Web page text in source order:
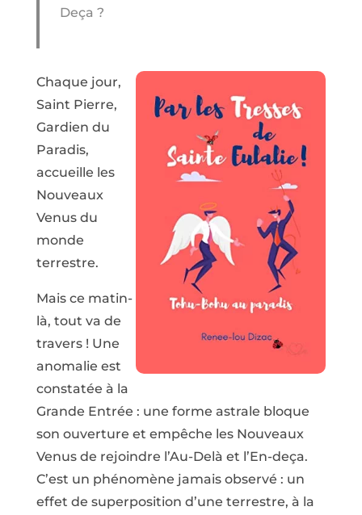
Deça ?
Chaque jour,
Saint Pierre,
Gardien du
Paradis,
accueille les
Nouveaux
Venus du
monde
terrestre.
Mais ce matin-
là, tout va de
travers ! Une
anomalie est
constatée à la
Grande Entrée : une forme astrale bloque
son ouverture et empêche les Nouveaux
Venus de rejoindre l’Au-Delà et l’En-deça.
C’est un phénomène jamais observé : un
effet de superposition d’une terrestre, à la